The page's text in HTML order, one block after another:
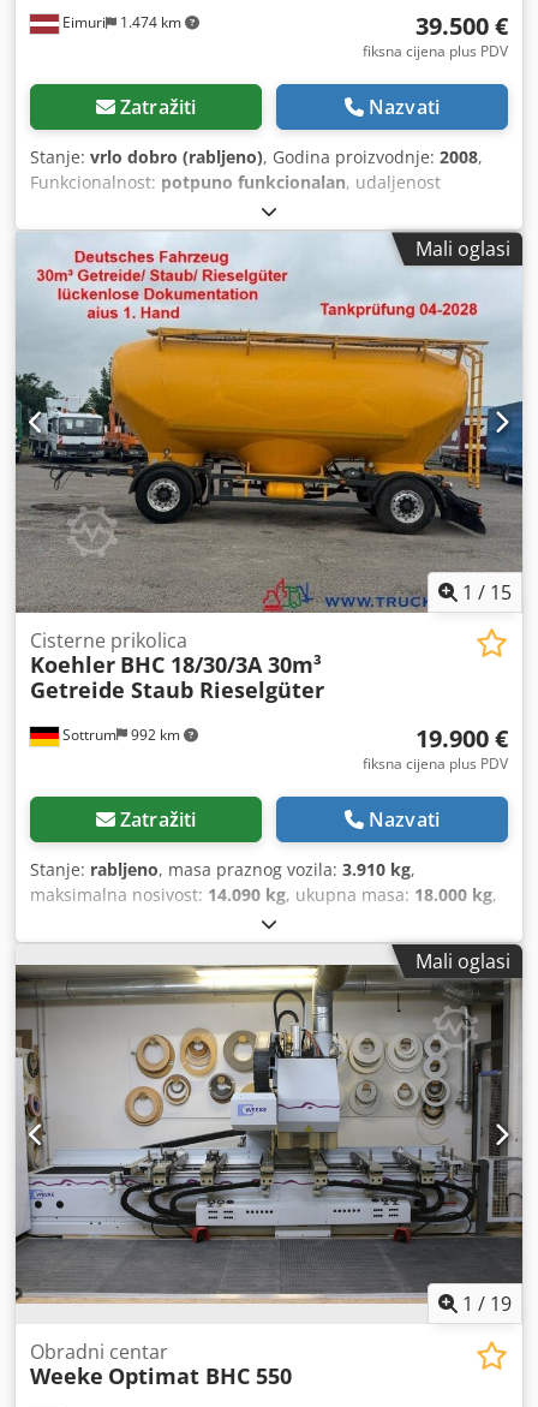
Eimuri 1.474 km 39.500 €
fiksna cijena plus PDV
Zatražiti Nazvati
Stanje: vrlo dobro (rabljeno), Godina proizvodnje: 2008,
Funkcionalnost: potpuno funkcionalan, udaljenost
, pomak osi Y:
osi Z:125 mm, maksimalna brzina okretanja:24.000
okr/min, Uz stroj dolazi i veliki broj alata. Dcedpfxoya Aims
Ackok
Mali oglasi
1 / 15
Sottrum 992 km
Cisterne prikolica
Koehler BHC 18/30/3A 30m³
Getreide Staub Rieselgüter
19.900 €
fiksna cijena plus PDV
Zatražiti Nazvati
Stanje: rabljeno, masa praznog vozila: 3.910 kg,
maksimalna nosivost: 14.090 kg, ukupna masa: 18.000 kg,
2 osovine
volumen tovarnog prostora:30 m³, vrsta prijenosa:drugo,
vozačeva kabina:drugo, Oprema:ABS, Mali oglasi
1 / 19
Obradni centar
Weeke Optimat BHC 550